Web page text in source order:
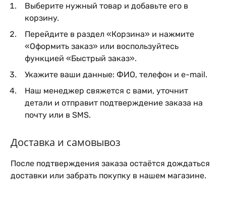
Выберите нужный товар и добавьте его в
корзину.
Перейдите в раздел «Корзина» и нажмите
«Оформить заказ» или воспользуйтесь
функцией «Быстрый заказ».
Укажите ваши данные: ФИО, телефон и e-mail.
Наш менеджер свяжется с вами, уточнит
детали и отправит подтверждение заказа на
почту или в SMS.
Доставка и самовывоз
После подтверждения заказа остаётся дождаться
доставки или забрать покупку в нашем магазине.